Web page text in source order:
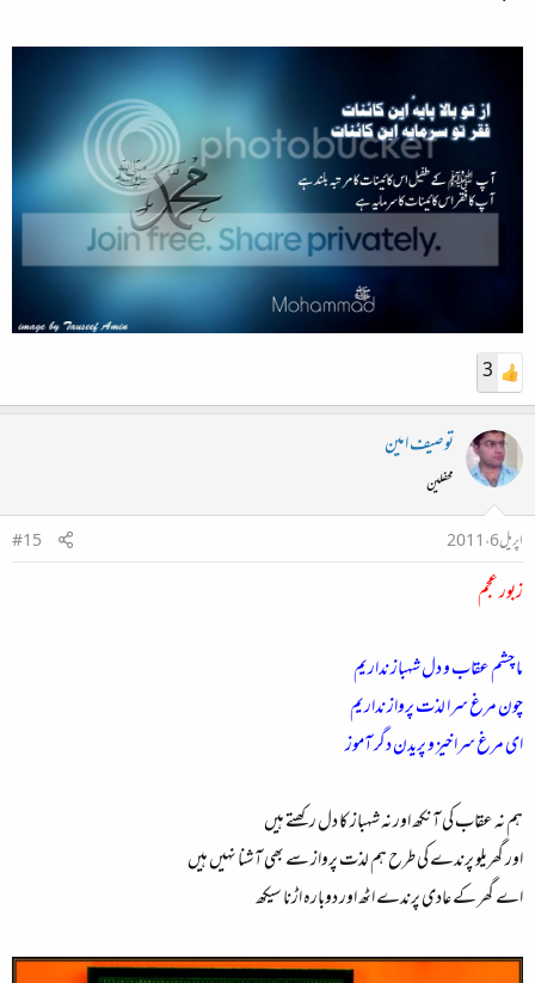
3
توصیف امین
محفلین
اپریل 6، 2011
#15
زبور عجم
ما چشم عقاب و دل شہباز نداریم
چون مرغ سرا لذت پرواز نداریم
ای مرغ سرا خیز و پریدن دگر آموز
ہم نہ عقاب کی آنکھ اور نہ شہباز کا دل رکھتے ہیں
اور گھریلو پرندے کی طرح ہم لذت پرواز سے بھی آشنا نہیں ہیں
اے گھر کے عادی پرندے اٹھ اور دوبارہ اڑنا سیکھ